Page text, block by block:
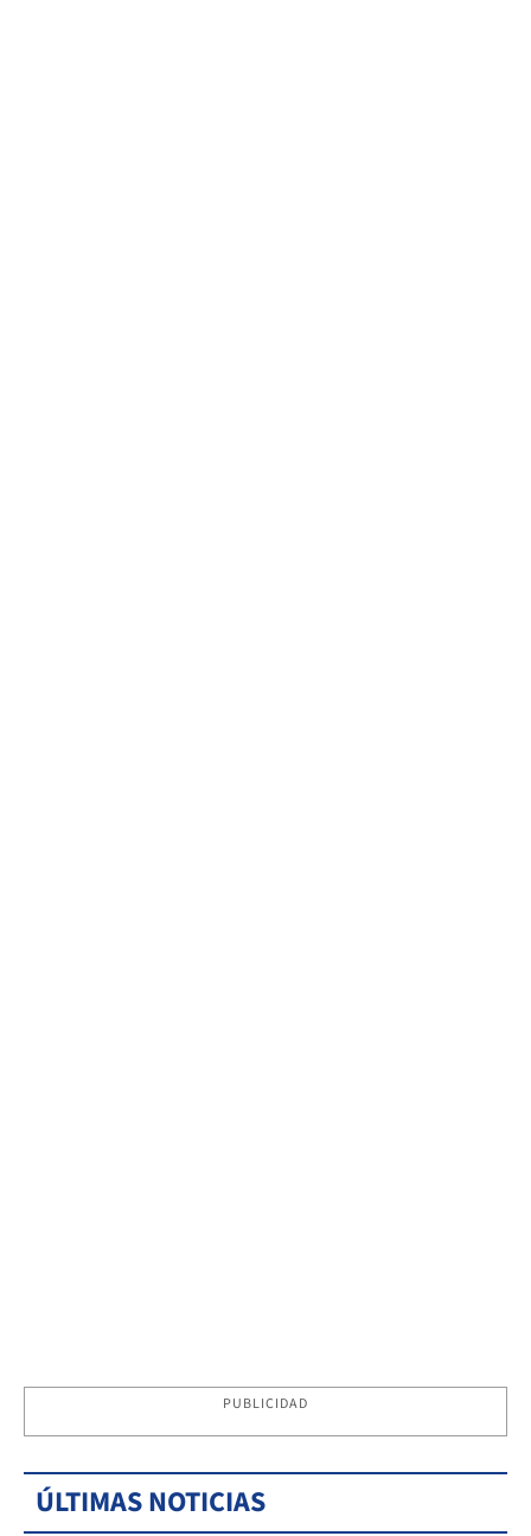
PUBLICIDAD
ÚLTIMAS NOTICIAS